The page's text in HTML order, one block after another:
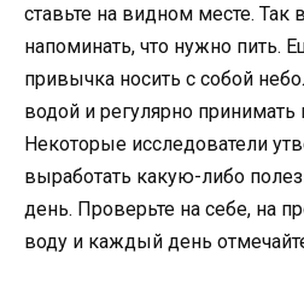
ставьте на видном месте. Так
напоминать, что нужно пить.
привычка носить с собой
водой и регулярно принимать
Некоторые исследователи
выработать какую-либо
день. Проверьте на себе, на
воду и каждый день